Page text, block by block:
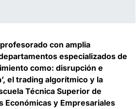
con amplia
especializados de
como: disrupción e
el trading algorítmico y la
Técnica Superior de
Económicas y Empresariales